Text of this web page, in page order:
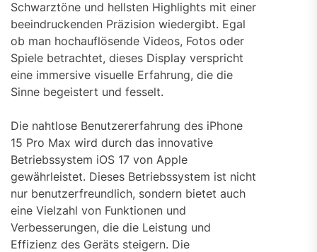
Schwarztöne und hellsten Highlights mit einer
beeindruckenden Präzision wiedergibt. Egal
ob man hochauflösende Videos, Fotos oder
Spiele betrachtet, dieses Display verspricht
eine immersive visuelle Erfahrung, die die
Sinne begeistert und fesselt.
Die nahtlose Benutzererfahrung des iPhone
15 Pro Max wird durch das innovative
Betriebssystem iOS 17 von Apple
gewährleistet. Dieses Betriebssystem ist nicht
nur benutzerfreundlich, sondern bietet auch
eine Vielzahl von Funktionen und
Verbesserungen, die die Leistung und
Effizienz des Geräts steigern. Die